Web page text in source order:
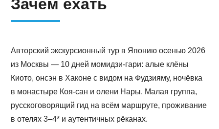
Зачем ехать
Авторский экскурсионный тур в Японию осенью 2026
из Москвы — 10 дней момидзи-гари: алые клёны
Киото, онсэн в Хаконе с видом на Фудзияму, ночёвка
в монастыре Коя-сан и олени Нары. Малая группа,
русскоговорящий гид на всём маршруте, проживание
в отелях 3–4* и аутентичных рёканах.